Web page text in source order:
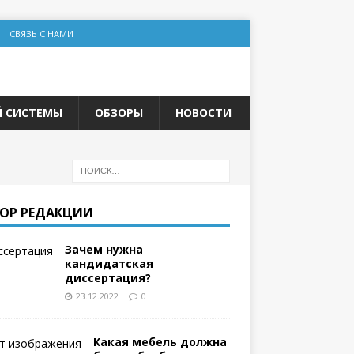
СВЯЗЬ С НАМИ
СИСТЕМЫ ОБЗОРЫ НОВОСТИ
РЕДАКЦИИ
Зачем нужна
кандидатская
диссертация?
23.12.2022 0
Какая мебель должна